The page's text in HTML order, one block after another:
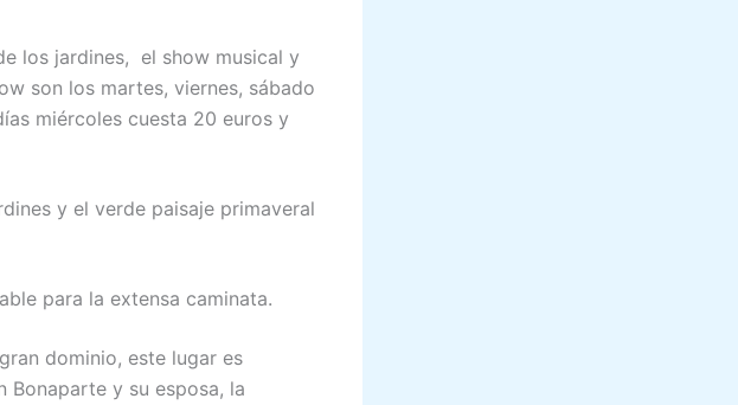
los jardines, el show musical y
son los martes, viernes, sábado
miércoles cuesta 20 euros y
y el verde paisaje primaveral
para la extensa caminata.
dominio, este lugar es
y su esposa, la